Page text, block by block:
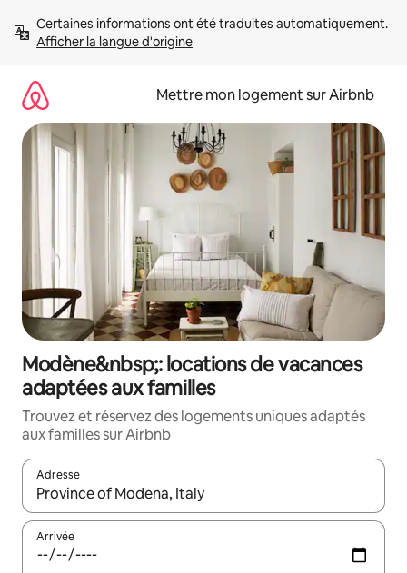
directement
Afficher la langue d'origine
Mettre mon logement sur Airbnb
Modène&nbsp;: locations de vacances
adaptées aux familles
Trouvez et réservez des logements uniques adaptés
aux familles sur Airbnb
Adresse
Lorsque les résultats s'affichent, utilisez les flèches vers le
Arrivée